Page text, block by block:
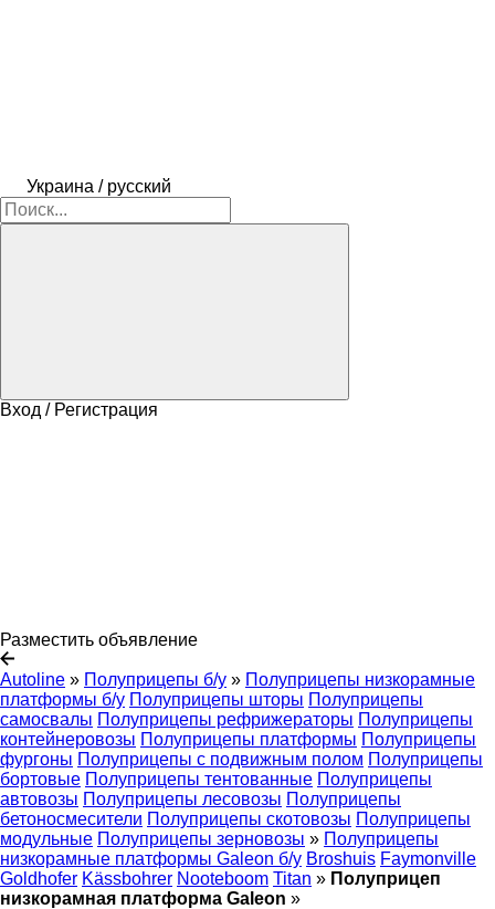
Украина / русский
Вход / Регистрация
Разместить объявление
Autoline » Полуприцепы б/у » Полуприцепы низкорамные
платформы б/у Полуприцепы шторы Полуприцепы
самосвалы Полуприцепы рефрижераторы Полуприцепы
контейнеровозы Полуприцепы платформы Полуприцепы
фургоны Полуприцепы с подвижным полом Полуприцепы
бортовые Полуприцепы тентованные Полуприцепы
автовозы Полуприцепы лесовозы Полуприцепы
бетоносмесители Полуприцепы скотовозы Полуприцепы
модульные Полуприцепы зерновозы » Полуприцепы
низкорамные платформы Galeon б/у Broshuis Faymonville
Goldhofer Kässbohrer Nooteboom Titan » Полуприцеп
низкорамная платформа Galeon »